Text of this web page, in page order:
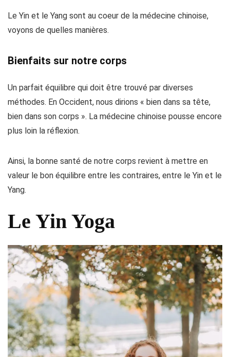
Le Yin et le Yang sont au coeur de la médecine chinoise,
voyons de quelles manières.
Bienfaits sur notre corps
Un parfait équilibre qui doit être trouvé par diverses
méthodes. En Occident, nous dirions « bien dans sa tête,
bien dans son corps ». La médecine chinoise pousse encore
plus loin la réflexion.
Ainsi, la bonne santé de notre corps revient à mettre en
valeur le bon équilibre entre les contraires, entre le Yin et le
Yang.
Le Yin Yoga